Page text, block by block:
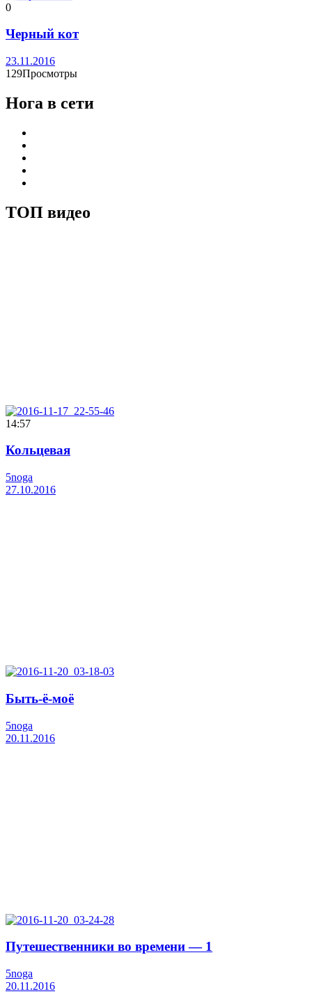
0
Черный кот
23.11.2016
129Просмотры
Нога в сети
ТОП видео
14:57
Кольцевая
5noga
27.10.2016
Быть-ё-моё
5noga
20.11.2016
Путешественники во времени — 1
5noga
20.11.2016